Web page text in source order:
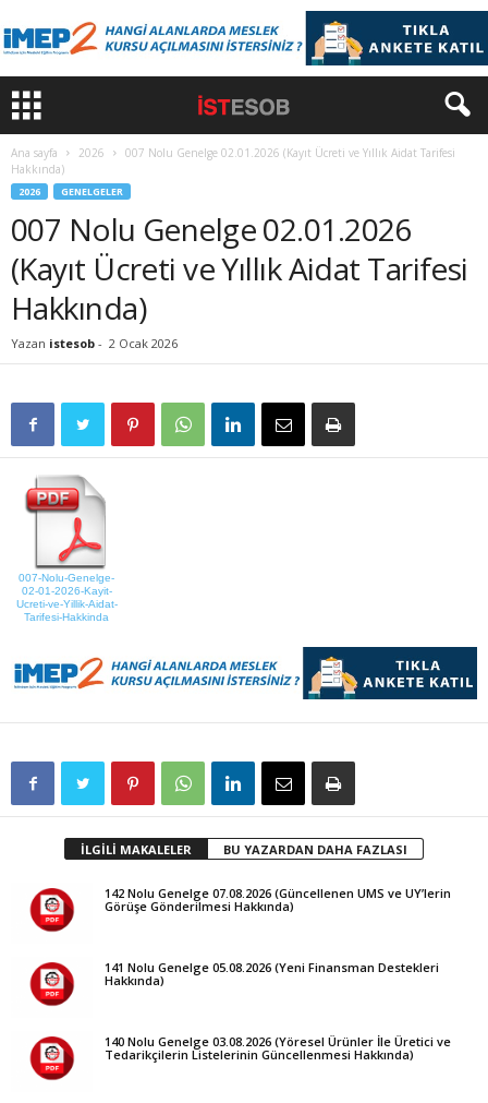
Ana sayfa 2026
007 Nolu Genelge 02.01.2026 (Kayıt Ücreti ve Yıllık Aidat Tarifesi
Hakkında)
2026 GENELGELER
007 Nolu Genelge 02.01.2026
(Kayıt Ücreti ve Yıllık Aidat Tarifesi
Hakkında)
Yazan istesob - 2 Ocak 2026
007-Nolu-Genelge-
02-01-2026-Kayit-
Ucreti-ve-Yillik-Aidat-
Tarifesi-Hakkinda
İLGİLİ MAKALELER BU YAZARDAN DAHA FAZLASI
142 Nolu Genelge 07.08.2026 (Güncellenen UMS ve UY’lerin
Görüşe Gönderilmesi Hakkında)
141 Nolu Genelge 05.08.2026 (Yeni Finansman Destekleri
Hakkında)
140 Nolu Genelge 03.08.2026 (Yöresel Ürünler İle Üretici ve
Tedarikçilerin Listelerinin Güncellenmesi Hakkında)